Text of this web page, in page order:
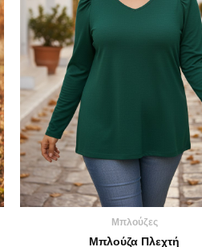
Μπλούζες
Μπλούζα Πλεχτή